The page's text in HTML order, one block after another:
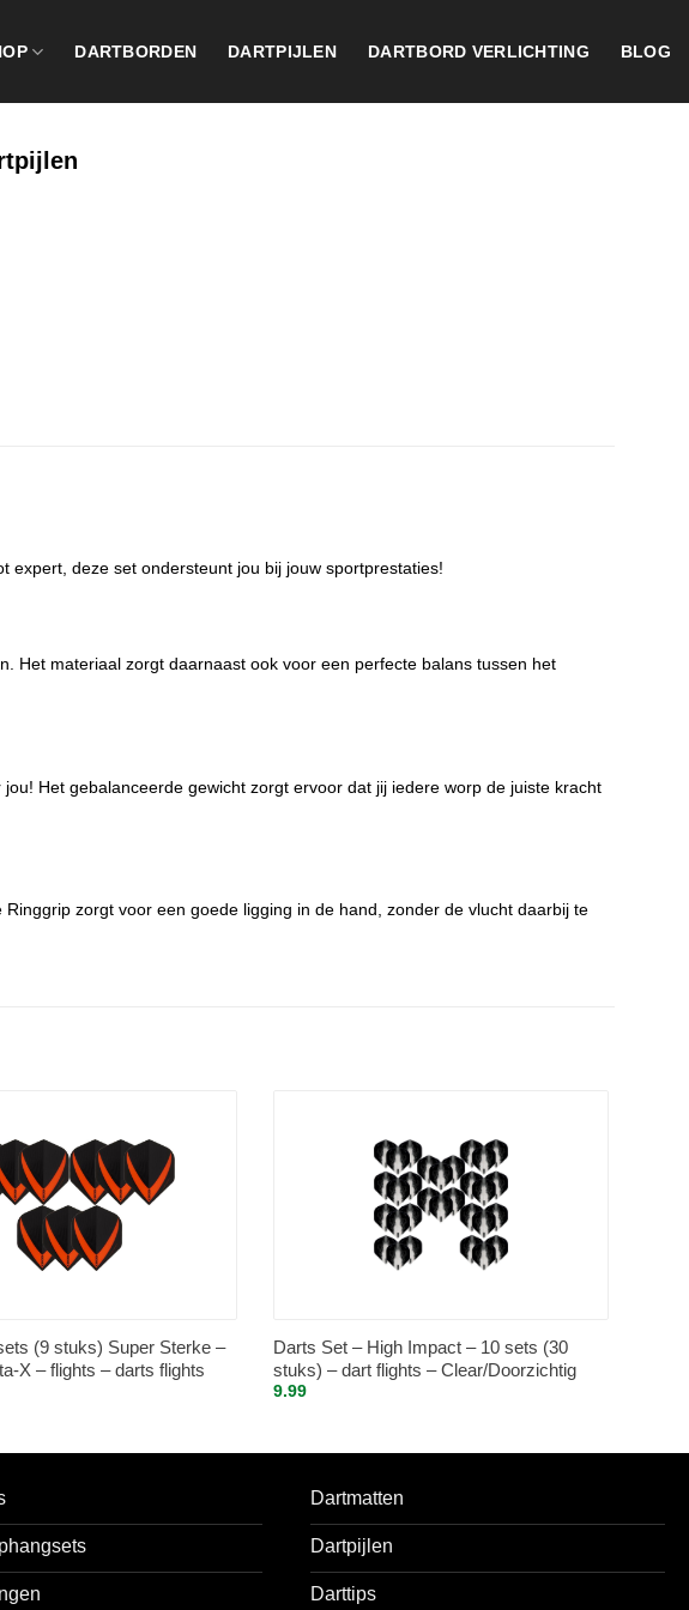
DARTBORDEN DARTPIJLEN DARTBORD VERLICHTING BLOG
expert, deze set ondersteunt jou bij jouw sportprestaties!
Het materiaal zorgt daarnaast ook voor een perfecte balans tussen het
Het gebalanceerde gewicht zorgt ervoor dat jij iedere worp de juiste kracht
zorgt voor een goede ligging in de hand, zonder de vlucht daarbij te
(9 stuks) Super Sterke –
X – flights – darts flights
Darts Set – High Impact – 10 sets (30
stuks) – dart flights – Clear/Doorzichtig
9.99
Dartmatten
Dartpijlen
Darttips